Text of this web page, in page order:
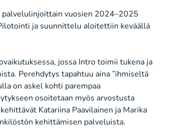
vuosien 2024–2025
ja suunnittelu aloitettiin keväällä
jossa Intro toimii tukena ja
Perehdytys tapahtuu aina ”ihmiseltä
on askel kohti parempaa
osoitetaan myös arvostusta
Katariina Paavilainen ja Marika
kehittämisen palveluista.